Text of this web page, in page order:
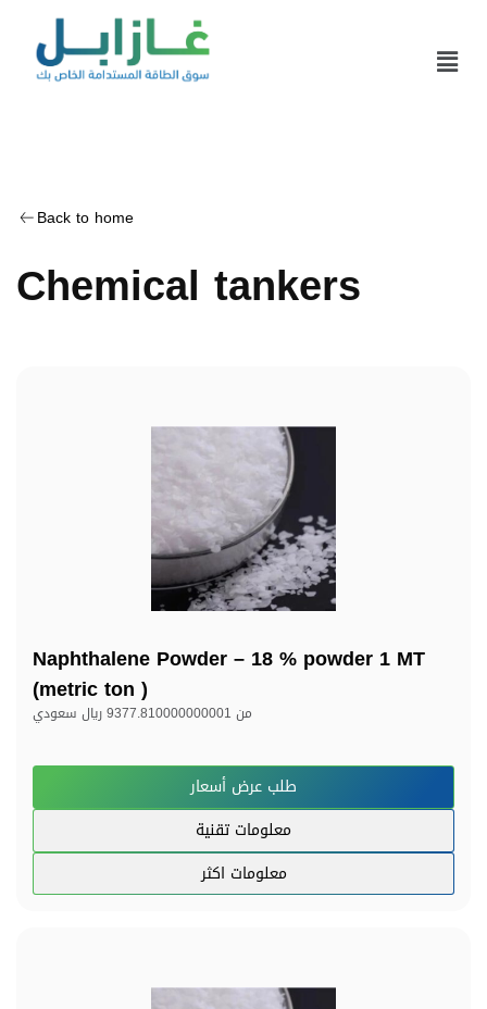
Back to home
Chemical tankers
Naphthalene Powder – 18 % powder 1 MT
(metric ton )
من 9377.810000000001 ريال سعودي
طلب عرض أسعار
معلومات تقنية
معلومات اكثر